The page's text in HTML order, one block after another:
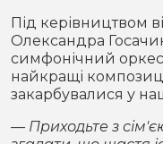
Під керівництвом
Олександра
симфонічний
найкращі
закарбувалися у
— Приходьте з